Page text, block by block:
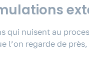
qui nuisent au
l’on regarde de